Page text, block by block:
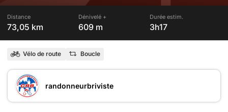
Distance
73,05 km
Dénivelé +
609 m
Durée estim.
3h17
Vélo de route Boucle
randonneurbriviste